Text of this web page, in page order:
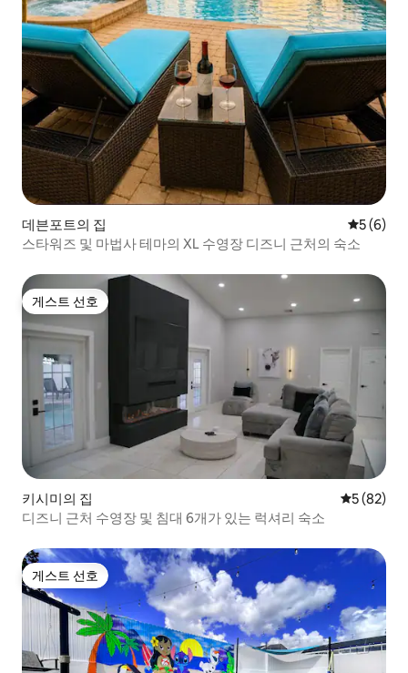
데븐포트의 집 평점 5점
5 (6)
스타워즈 및 마법사 테마의 XL 수영장 디즈니 근처의 숙소
게스트 선호
게스트 선호
키시미의 집 평점 5점(5
5 (82)
디즈니 근처 수영장 및 침대 6개가 있는 럭셔리 숙소
게스트 선호
게스트 선호